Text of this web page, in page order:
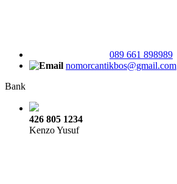
089 661 898989
nomorcantikbos@gmail.com
Bank
426 805 1234
Kenzo Yusuf